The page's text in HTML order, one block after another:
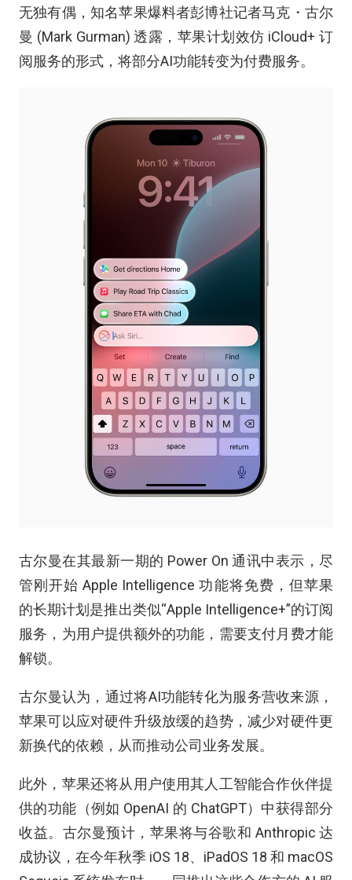
无独有偶，知名苹果爆料者彭博社记者马克・古尔
曼 (Mark Gurman) 透露，苹果计划效仿 iCloud+ 订
阅服务的形式，将部分AI功能转变为付费服务。
古尔曼在其最新一期的 Power On 通讯中表示，尽
管刚开始 Apple Intelligence 功能将免费，但苹果
的长期计划是推出类似“Apple Intelligence+”的订阅
服务，为用户提供额外的功能，需要支付月费才能
解锁。
古尔曼认为，通过将AI功能转化为服务营收来源，
苹果可以应对硬件升级放缓的趋势，减少对硬件更
新换代的依赖，从而推动公司业务发展。
此外，苹果还将从用户使用其人工智能合作伙伴提
供的功能（例如 OpenAI 的 ChatGPT）中获得部分
收益。古尔曼预计，苹果将与谷歌和 Anthropic 达
成协议，在今年秋季 iOS 18、iPadOS 18 和 macOS